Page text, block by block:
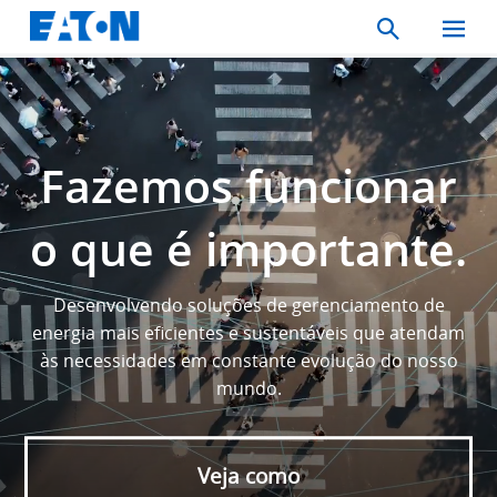
Search
Toggle
Mobile
Menu
Fazemos funcionar
o que é importante.
Desenvolvendo soluções de gerenciamento de
energia mais eficientes e sustentáveis que atendam
às necessidades em constante evolução do nosso
mundo.
Veja como